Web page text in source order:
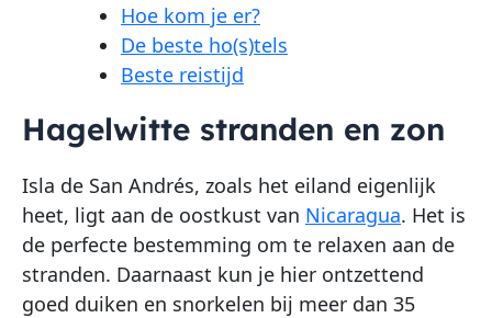
Hoe kom je er?
De beste ho(s)tels
Beste reistijd
Hagelwitte stranden en zon
Isla de San Andrés, zoals het eiland eigenlijk
heet, ligt aan de oostkust van Nicaragua. Het is
de perfecte bestemming om te relaxen aan de
stranden. Daarnaast kun je hier ontzettend
goed duiken en snorkelen bij meer dan 35